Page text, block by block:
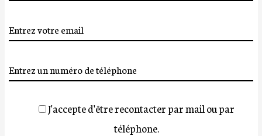
J'accepte d'être recontacter par mail ou par
téléphone.